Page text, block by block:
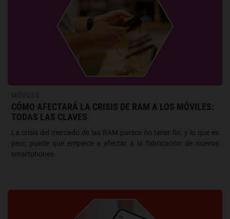
CÓMO AFECTARÁ LA CRISIS DE RAM A LOS MÓVILES:
TODAS LAS CLAVES
La crisis del mercado de las RAM parece no tener fin, y lo que es
peor, puede que empiece a afectar a la fabricación de nuevos
smartphones.